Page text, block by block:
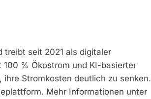
treibt seit 2021 als digitaler
% Ökostrom und KI-basierter
Stromkosten deutlich zu senken.
Mehr Informationen unter